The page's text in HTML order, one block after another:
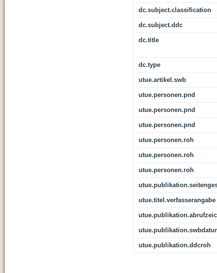
dc.subject.classification
dc.subject.ddc
dc.title
dc.type
utue.artikel.swb
utue.personen.pnd
utue.personen.pnd
utue.personen.pnd
utue.personen.roh
utue.personen.roh
utue.personen.roh
utue.titel.verfasserangabe
utue.publikation.ddcroh